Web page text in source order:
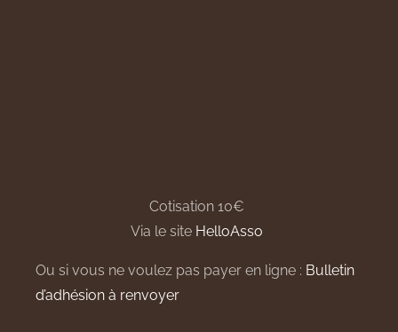
Cotisation 10€
Via le site HelloAsso
Ou si vous ne voulez pas payer en ligne : Bulletin
d’adhésion à renvoyer